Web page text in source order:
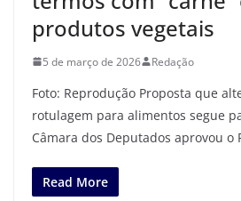
produtos vegetais
5 de março de 2026 Redação
Foto: Reprodução Proposta que
rotulagem para alimentos segue
Câmara dos Deputados aprovou o
Read More